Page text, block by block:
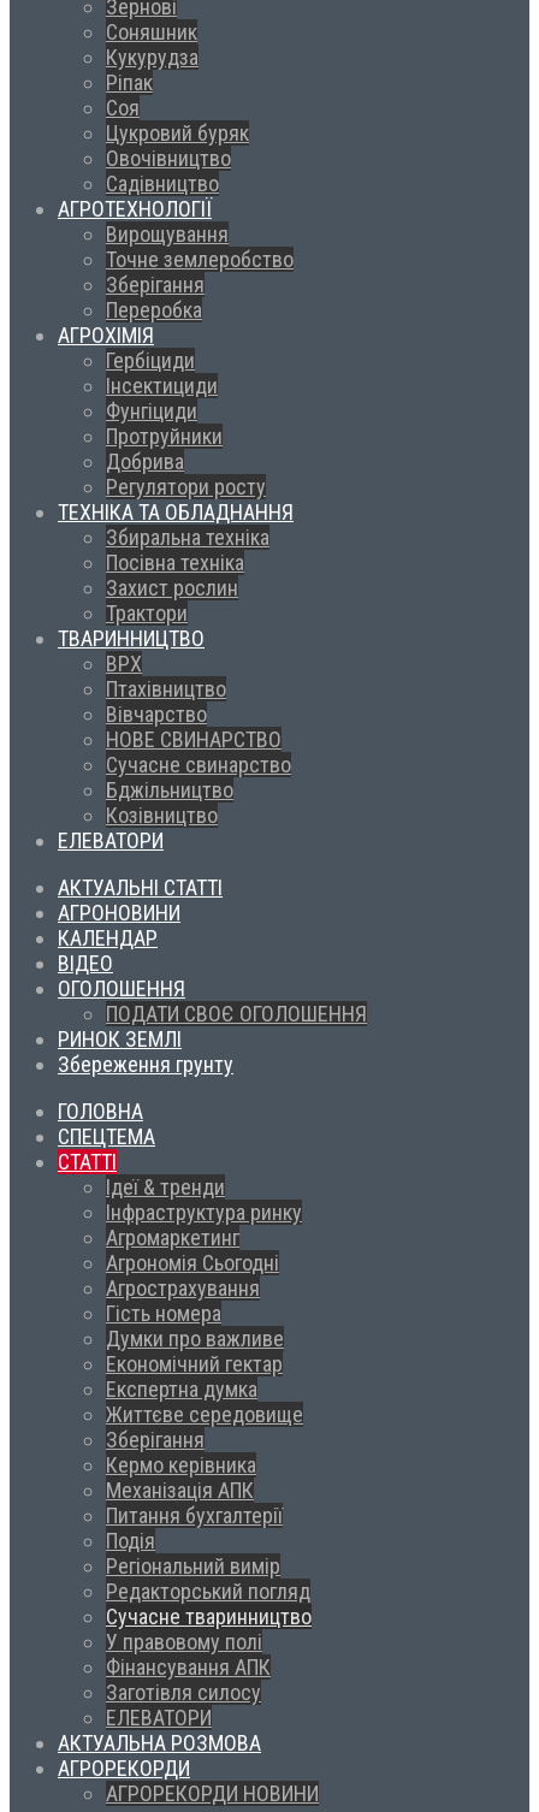
Зернові
Соняшник
Кукурудза
Ріпак
Соя
Цукровий буряк
Овочівництво
Садівництво
АГРОТЕХНОЛОГІЇ
Вирощування
Точне землеробство
Зберігання
Переробка
АГРОХІМІЯ
Гербіциди
Інсектициди
Фунгіциди
Протруйники
Добрива
Регулятори росту
ТЕХНІКА ТА ОБЛАДНАННЯ
Збиральна техніка
Посівна техніка
Захист рослин
Трактори
ТВАРИННИЦТВО
ВРХ
Птахівництво
Вівчарство
НОВЕ СВИНАРСТВО
Сучасне свинарство
Бджільництво
Козівництво
ЕЛЕВАТОРИ
АКТУАЛЬНІ СТАТТІ
АГРОНОВИНИ
КАЛЕНДАР
ВІДЕО
ОГОЛОШЕННЯ
ПОДАТИ СВОЄ ОГОЛОШЕННЯ
РИНОК ЗЕМЛІ
Збереження грунту
ГОЛОВНА
СПЕЦТЕМА
СТАТТІ
Ідеї & тренди
Інфраструктура ринку
Агромаркетинг
Агрономія Сьогодні
Агрострахування
Гість номера
Думки про важливе
Економічний гектар
Експертна думка
Життєве середовище
Зберігання
Кермо керівника
Механізація АПК
Питання бухгалтерії
Подія
Регіональний вимір
Редакторський погляд
Сучасне тваринництво
У правовому полі
Фінансування АПК
Заготівля силосу
ЕЛЕВАТОРИ
АКТУАЛЬНА РОЗМОВА
АГРОРЕКОРДИ
АГРОРЕКОРДИ НОВИНИ